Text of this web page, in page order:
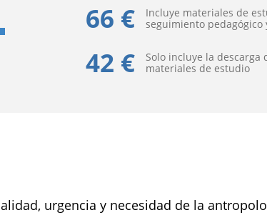
66 €
Incluye materiales de
seguimiento pedagógico
42 €
Solo incluye la descarga
materiales de estudio
urgencia y necesidad de la